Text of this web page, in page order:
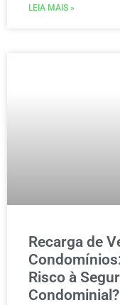
LEIA MAIS »
Recarga de
Risco à
Condominial?